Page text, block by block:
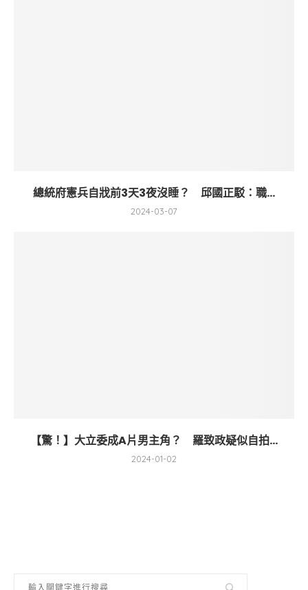
總統府憲兵自戕前3天3夜沒睡？ 邱國正駁：職...
2024-03-07
【驚！】大立委成A片男主角？ 羅致政疑似自拍...
2024-01-02